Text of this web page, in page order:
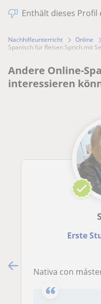
Enthält dieses Profil
Nachhilfeunterricht Online
Spanisch für Reisen Sprich mit
Andere Online-
interessieren
Erste
Nativa con máster en enseñanza del español